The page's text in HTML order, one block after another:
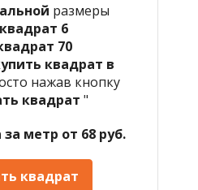
размеры
6
70
квадрат в
нажав кнопку
квадрат "
метр от 68 руб.
квадрат